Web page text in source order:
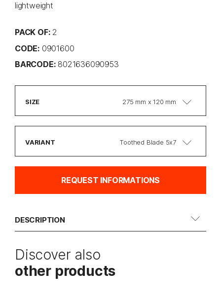
lightweight
PACK OF: 2
CODE: 0901600
BARCODE: 8021636090953
SIZE 275 mm x 120 mm
VARIANT Toothed Blade 5x7
REQUEST INFORMATIONS
DESCRIPTION
Discover also
other products